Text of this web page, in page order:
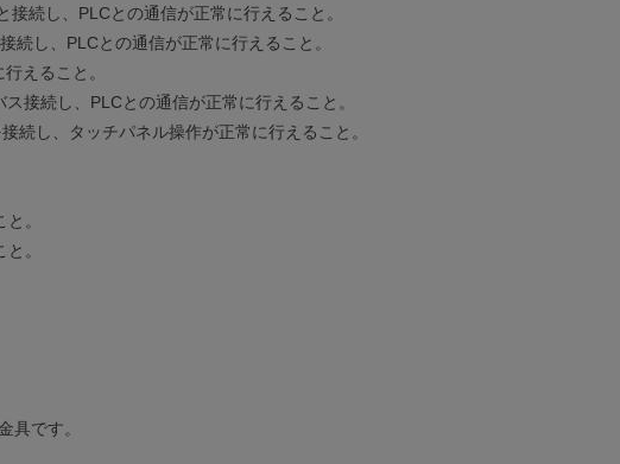
続し、PLCとの通信が正常に行えること。
続し、PLCとの通信が正常に行えること。
えること。
接続し、PLCとの通信が正常に行えること。
続し、タッチパネル操作が正常に行えること。
。
。
具です。